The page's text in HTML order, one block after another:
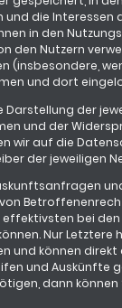
und die Interessen
in den
den Nutzern
(insbesondere,
und dort
Darstellung der
und der
wir auf die
der jeweiligen
effektivsten bei
Nur Letztere
und können
und Auskünfte
dann können